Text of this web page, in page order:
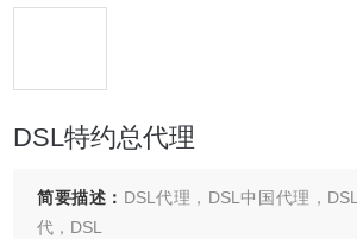
DSL特约总代理
简要描述： DSL代理，DSL中国代理，
代，DSL